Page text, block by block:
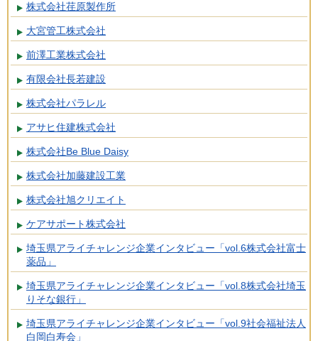
株式会社荏原製作所
大宮管工株式会社
前澤工業株式会社
有限会社長若建設
株式会社パラレル
アサヒ住建株式会社
株式会社Be Blue Daisy
株式会社加藤建設工業
株式会社旭クリエイト
ケアサポート株式会社
埼玉県アライチャレンジ企業インタビュー「vol.6株式会社富士
薬品」
埼玉県アライチャレンジ企業インタビュー「vol.8株式会社埼玉
りそな銀行」
埼玉県アライチャレンジ企業インタビュー「vol.9社会福祉法人
白岡白寿会」